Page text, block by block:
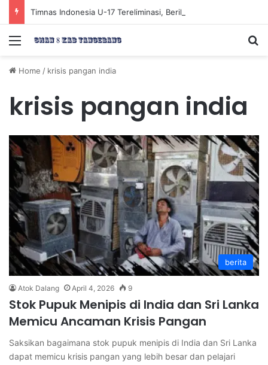
Menu
Home / krisis pangan india
krisis pangan india
berita
Atok Dalang April 4, 2026 9
Stok Pupuk Menipis di India dan Sri Lanka
Memicu Ancaman Krisis Pangan
Saksikan bagaimana stok pupuk menipis di India dan Sri Lanka
dapat memicu krisis pangan yang lebih besar dan pelajari